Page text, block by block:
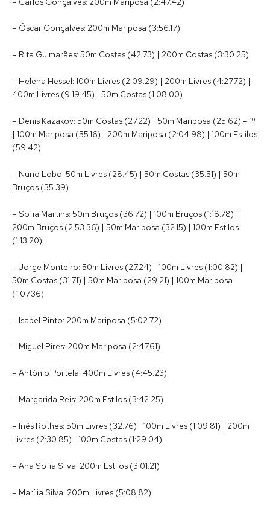
– Óscar Gonçalves: 200m Mariposa (3:56.17)
– Rita Guimarães: 50m Costas (42.73) | 200m Costas (3:30.25)
– Helena Hessel: 100m Livres (2:09.29) | 200m Livres (4:27.72) |
400m Livres (9:19.45) | 50m Costas (1:08.00)
– Denis Kazakov: 50m Costas (27.22) | 50m Mariposa (25.62) – 1º
| 100m Mariposa (55.16) | 200m Mariposa (2:04.98) | 100m Estilos
(59.42)
– Nuno Lobo: 50m Livres (28.45) | 50m Costas (35.51) | 50m
Bruços (35.39)
– Sofia Martins: 50m Bruços (36.72) | 100m Bruços (1:18.78) |
200m Bruços (2:53.36) | 50m Mariposa (32.15) | 100m Estilos
(1:13.20)
– Jorge Monteiro: 50m Livres (27.24) | 100m Livres (1:00.82) |
50m Costas (31.71) | 50m Mariposa (29.21) | 100m Mariposa
(1:07.36)
– Isabel Pinto: 200m Mariposa (5:02.72)
– Miguel Pires: 200m Mariposa (2:47.61)
– António Portela: 400m Livres (4:45.23)
– Margarida Reis: 200m Estilos (3:42.25)
– Inês Rothes: 50m Livres (32.76) | 100m Livres (1:09.81) | 200m
Livres (2:30.85) | 100m Costas (1:29.04)
– Ana Sofia Silva: 200m Estilos (3:01.21)
– Marília Silva: 200m Livres (5:08.82)